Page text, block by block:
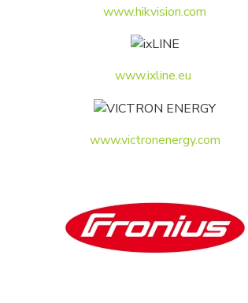
www.hikvision.com
www.ixline.eu
www.victronenergy.com